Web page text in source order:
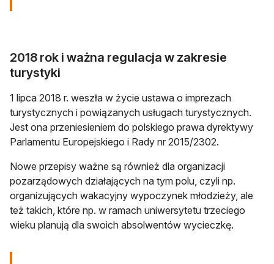
2018 rok i ważna regulacja w zakresie
turystyki
1 lipca 2018 r. weszła w życie ustawa o imprezach
turystycznych i powiązanych usługach turystycznych.
Jest ona przeniesieniem do polskiego prawa dyrektywy
Parlamentu Europejskiego i Rady nr 2015/2302.
Nowe przepisy ważne są również dla organizacji
pozarządowych działających na tym polu, czyli np.
organizujących wakacyjny wypoczynek młodzieży, ale
też takich, które np. w ramach uniwersytetu trzeciego
wieku planują dla swoich absolwentów wycieczkę.